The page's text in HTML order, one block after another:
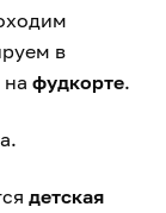
в
фудкорте.
детская